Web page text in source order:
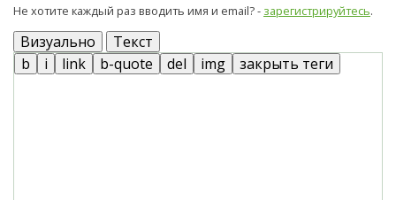
Не хотите каждый раз вводить имя и email? - зарегистрируйтесь.
Визуально Текст